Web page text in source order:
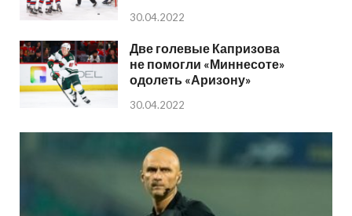
30.04.2022
Две голевые Капризова
не помогли «Миннесоте»
одолеть «Аризону»
30.04.2022